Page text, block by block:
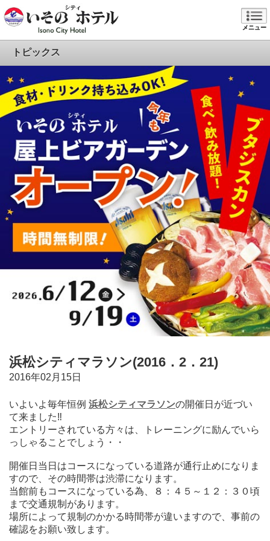
メニュー
トピックス
浜松シティマラソン(2016．2．21)
2016年02月15日
いよいよ毎年恒例 浜松シティマラソンの開催日が近づい
て来ました‼
エントリーされている方々は、トレーニングに励んでいら
っしゃることでしょう・・
開催日当日はコースになっている道路が通行止めになりま
すので、その時間帯は渋滞になります。
当館前もコースになっている為、８：４５～１２：３０頃
まで交通規制があります。
場所によって規制のかかる時間帯が違いますので、事前の
確認をお願い致します。